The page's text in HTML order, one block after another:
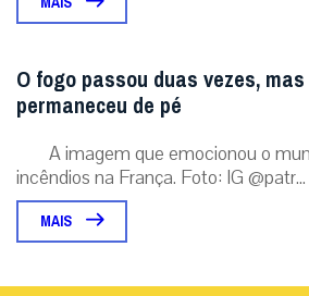
O fogo passou duas vezes,
permaneceu de pé
A imagem que emocionou o
incêndios na França. Foto: IG @patr...
MAIS